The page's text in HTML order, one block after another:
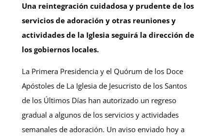
Una reintegración cuidadosa y prudente de los
servicios de adoración y otras reuniones y
actividades de la Iglesia seguirá la dirección de
los gobiernos locales.
La Primera Presidencia y el Quórum de los Doce
Apóstoles de La Iglesia de Jesucristo de los Santos
de los Últimos Días han autorizado un regreso
gradual a algunos de los servicios y actividades
semanales de adoración. Un aviso enviado hoy a